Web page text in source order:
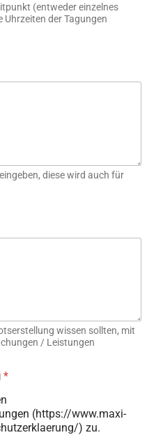
(entweder einzelnes
Uhrzeiten der Tagungen
diese wird auch für
wissen sollten, mit
/ Leistungen
*
(https://www.maxi-
) zu.